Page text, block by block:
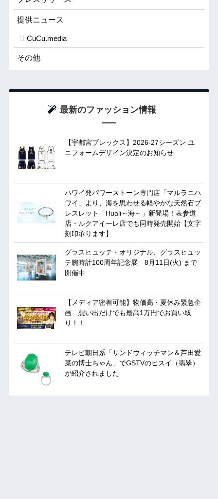
提供ニュース
CuCu.media
その他
最新のファッション情報
【宇都宮ブレックス】2026-27シーズン ユ
ニフォームデザイン決定のお知らせ
ハワイ発パワーストーン専門店「マルラニハ
ワイ」より、海を思わせる軽やかな天然石ブ
レスレット「Huali～海～」新登場！表参道
店・ルクアイーレ店でも同時発売開始【文字
刻印承ります】
グラスヒュッテ・オリジナル、グラスヒュッ
テ腕時計100周年記念展 8月11日(火) まで
開催中
【メディア密着可能】物価高・夏休み緊急企
画 想い出だけでも最高1万円でお買い取
り！！
テレビ朝日系「サンドウィッチマン＆芦田愛
菜の博士ちゃん」でGSTVのヒスイ（翡翠）
が紹介されました